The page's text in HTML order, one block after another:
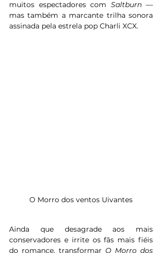
muitos espectadores com Saltburn —
mas também a marcante trilha sonora
assinada pela estrela pop Charli XCX.
O Morro dos ventos Uivantes
Ainda que desagrade aos mais
conservadores e irrite os fãs mais fiéis
do romance, transformar O Morro dos